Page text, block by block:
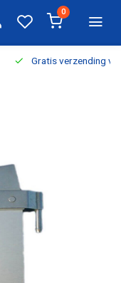
0
Gratis verzending